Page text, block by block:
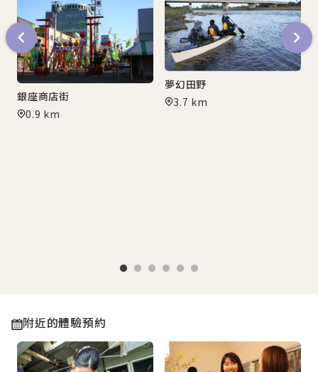
銀座商店街
0.9 km
夢幻田野
3.7 km
附近的體驗預約